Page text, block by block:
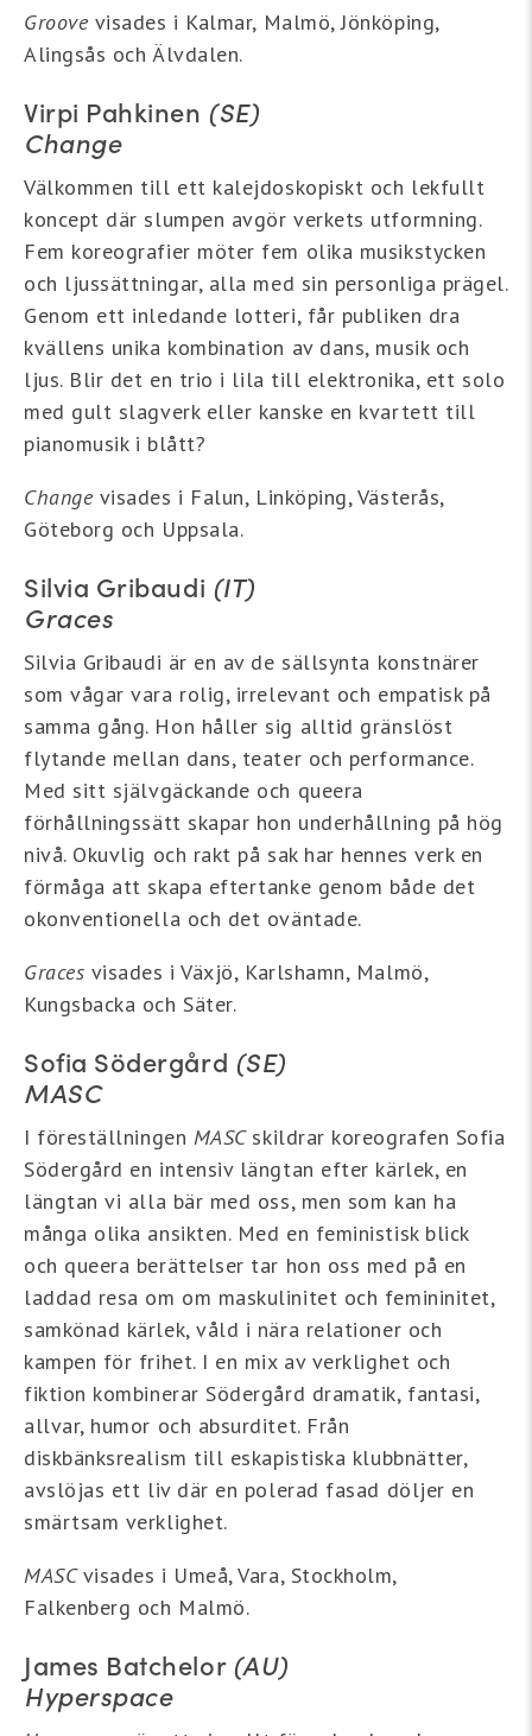
Groove visades i Kalmar, Malmö, Jönköping,
Alingsås och Älvdalen.
Virpi Pahkinen (SE)
Change
Välkommen till ett kalejdoskopiskt och lekfullt
koncept där slumpen avgör verkets utformning.
Fem koreografier möter fem olika musikstycken
och ljussättningar, alla med sin personliga prägel.
Genom ett inledande lotteri, får publiken dra
kvällens unika kombination av dans, musik och
ljus. Blir det en trio i lila till elektronika, ett solo
med gult slagverk eller kanske en kvartett till
pianomusik i blått?
Change visades i Falun, Linköping, Västerås,
Göteborg och Uppsala.
Silvia Gribaudi (IT)
Graces
Silvia Gribaudi är en av de sällsynta konstnärer
som vågar vara rolig, irrelevant och empatisk på
samma gång. Hon håller sig alltid gränslöst
flytande mellan dans, teater och performance.
Med sitt självgäckande och queera
förhållningssätt skapar hon underhållning på hög
nivå. Okuvlig och rakt på sak har hennes verk en
förmåga att skapa eftertanke genom både det
okonventionella och det oväntade.
Graces visades i Växjö, Karlshamn, Malmö,
Kungsbacka och Säter.
Sofia Södergård (SE)
MASC
I föreställningen MASC skildrar koreografen Sofia
Södergård en intensiv längtan efter kärlek, en
längtan vi alla bär med oss, men som kan ha
många olika ansikten. Med en feministisk blick
och queera berättelser tar hon oss med på en
laddad resa om om maskulinitet och femininitet,
samkönad kärlek, våld i nära relationer och
kampen för frihet. I en mix av verklighet och
fiktion kombinerar Södergård dramatik, fantasi,
allvar, humor och absurditet. Från
diskbänksrealism till eskapistiska klubbnätter,
avslöjas ett liv där en polerad fasad döljer en
smärtsam verklighet.
MASCvisades i Umeå, Vara, Stockholm,
Falkenberg och Malmö.
James Batchelor(AU)
Hyperspace